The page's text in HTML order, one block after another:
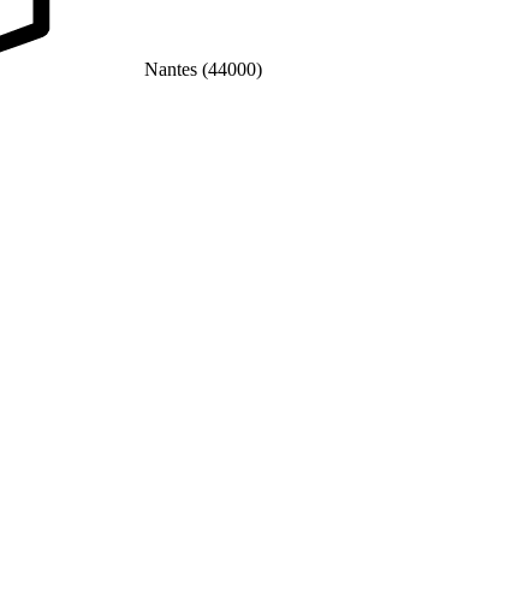
Nantes (44000)